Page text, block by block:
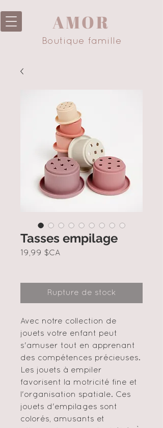
AMOR
Boutique famille
Tasses empilage
19,99 $CA
Rupture de stock
Avec notre collection de
jouets votre enfant peut
s'amuser tout en apprenant
des compétences précieuses.
Les jouets à empiler
favorisent la motricité fine et
l'organisation spatiale. Ces
jouets d'empilages sont
colorés, amusants et